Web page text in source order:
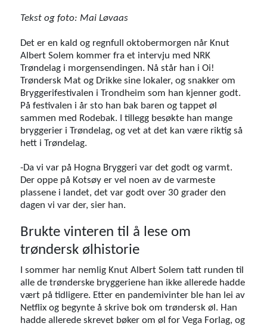
Tekst og foto: Mai Løvaas
Det er en kald og regnfull oktobermorgen når Knut
Albert Solem kommer fra et intervju med NRK
Trøndelag i morgensendingen. Nå står han i Oi!
Trøndersk Mat og Drikke sine lokaler, og snakker om
Bryggerifestivalen i Trondheim som han kjenner godt.
På festivalen i år sto han bak baren og tappet øl
sammen med Rodebak. I tillegg besøkte han mange
bryggerier i Trøndelag, og vet at det kan være riktig så
hett i Trøndelag.
-Da vi var på Hogna Bryggeri var det godt og varmt.
Der oppe på Kotsøy er vel noen av de varmeste
plassene i landet, det var godt over 30 grader den
dagen vi var der, sier han.
Brukte vinteren til å lese om
trøndersk ølhistorie
I sommer har nemlig Knut Albert Solem tatt runden til
alle de trønderske bryggeriene han ikke allerede hadde
vært på tidligere. Etter en pandemivinter ble han lei av
Netflix og begynte å skrive bok om trøndersk øl. Han
hadde allerede skrevet bøker om øl for Vega Forlag, og